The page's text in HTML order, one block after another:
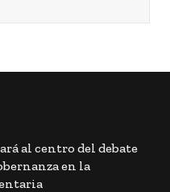
al centro del debate
en la